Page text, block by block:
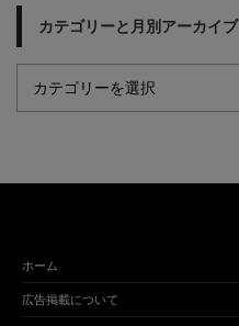
カテゴリーと月別アーカイブ
ホーム
広告掲載について